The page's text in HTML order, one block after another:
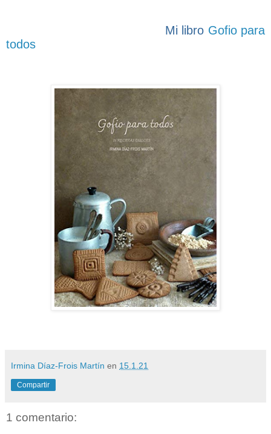
Mi libro Gofio para
todos
Irmina Díaz-Frois Martín en 15.1.21
Compartir
1 comentario: